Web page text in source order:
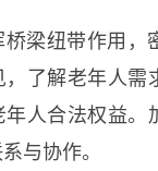
桥梁纽带作用，
，了解老年人需
人合法权益。
与协作。